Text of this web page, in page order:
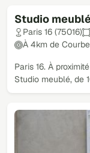
Studio
Paris 16 (75016)
À 4km de
Paris 16. À
Studio meublé, de